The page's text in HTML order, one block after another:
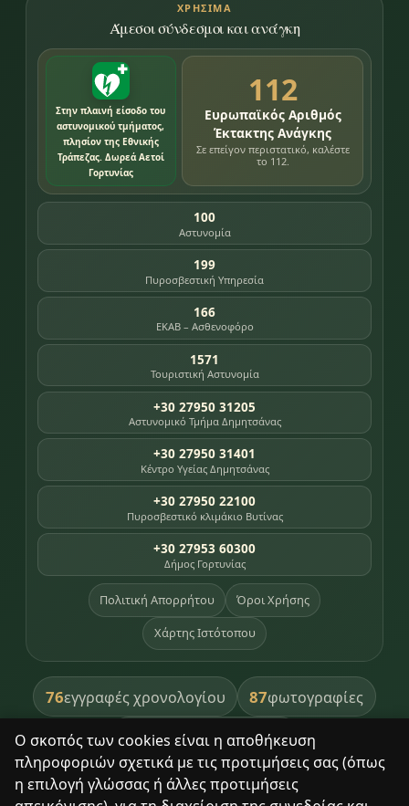
Ο σκοπός των cookies είναι η αποθήκευση
πληροφοριών σχετικά με τις προτιμήσεις σας (όπως
η επιλογή γλώσσας ή άλλες προτιμήσεις
ΧΡΉΣΙΜΑ
Άμεσοι σύνδεσμοι και ανάγκη
Στην πλαινή είσοδο του
αστυνομικού τμήματος,
πλησίον της Εθνικής
Τράπεζας. Δωρεά Αετοί
Γορτυνίας
112
Ευρωπαϊκός Αριθμός
Έκτακτης Ανάγκης
Σε επείγον περιστατικό, καλέστε
το 112.
100
Αστυνομία
199
Πυροσβεστική Υπηρεσία
166
ΕΚΑΒ – Ασθενοφόρο
1571
Τουριστική Αστυνομία
+30 27950 31205
Αστυνομικό Τμήμα Δημητσάνας
+30 27950 31401
Κέντρο Υγείας Δημητσάνας
+30 27950 22100
Πυροσβεστικό κλιμάκιο Βυτίνας
+30 27953 60300
Δήμος Γορτυνίας
Πολιτική Απορρήτου Όροι Χρήσης
Χάρτης Ιστότοπου
76εγγραφές χρονολογίου 87φωτογραφίες
391βιβλία βιβλιοθήκης
8σημεία κληρονομιάς